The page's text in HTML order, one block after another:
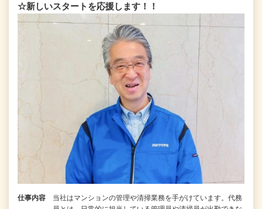
☆新しいスタートを応援します！！
仕事内容
当社はマンションの管理や清掃業務を手がけています。代務